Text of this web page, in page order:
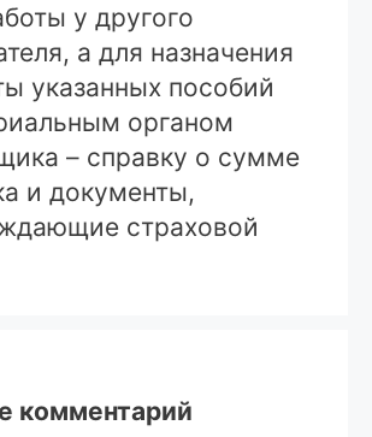
у другого
а для назначения
указанных пособий
органом
– справку о сумме
и документы,
страховой
комментарий